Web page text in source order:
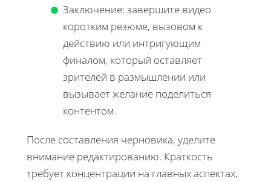
Заключение: завершите видео
коротким резюме, вызовом к
действию или интригующим
финалом, который оставляет
зрителей в размышлении или
вызывает желание поделиться
контентом.
После составления черновика, уделите
внимание редактированию. Краткость
требует концентрации на главных аспектах,